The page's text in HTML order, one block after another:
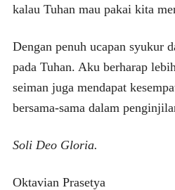
kalau Tuhan mau pakai kita
Dengan penuh ucapan syukur
pada Tuhan. Aku berharap
seiman juga mendapat
bersama-sama dalam
Soli Deo Gloria.
Oktavian Prasetya